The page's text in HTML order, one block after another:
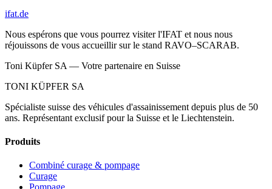
ifat.de
Nous espérons que vous pourrez visiter l'IFAT et nous nous
réjouissons de vous accueillir sur le stand RAVO–SCARAB.
Toni Küpfer SA — Votre partenaire en Suisse
TONI KÜPFER SA
Spécialiste suisse des véhicules d'assainissement depuis plus de 50
ans. Représentant exclusif pour la Suisse et le Liechtenstein.
Produits
Combiné curage & pompage
Curage
Pompage